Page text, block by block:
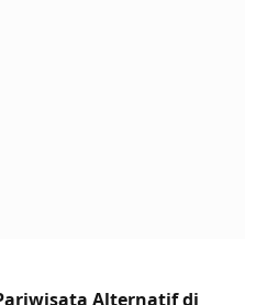
Alternatif di